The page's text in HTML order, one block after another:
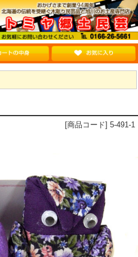
[商品コード] 5-491-1